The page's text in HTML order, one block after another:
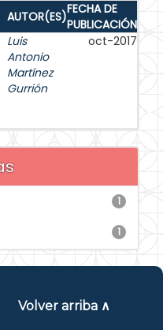
AUTOR(ES)FECHA DE
PUBLICACIÓN
Luis
Antonio
Martínez
Gurrión
oct-2017
1
1
Volver arriba ∧